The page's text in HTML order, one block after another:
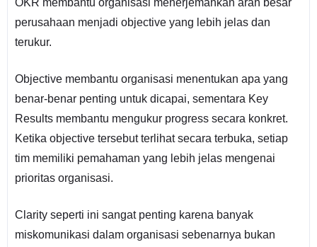
OKR membantu organisasi menerjemahkan arah besar
perusahaan menjadi objective yang lebih jelas dan
terukur.
Objective membantu organisasi menentukan apa yang
benar-benar penting untuk dicapai, sementara Key
Results membantu mengukur progress secara konkret.
Ketika objective tersebut terlihat secara terbuka, setiap
tim memiliki pemahaman yang lebih jelas mengenai
prioritas organisasi.
Clarity seperti ini sangat penting karena banyak
miskomunikasi dalam organisasi sebenarnya bukan